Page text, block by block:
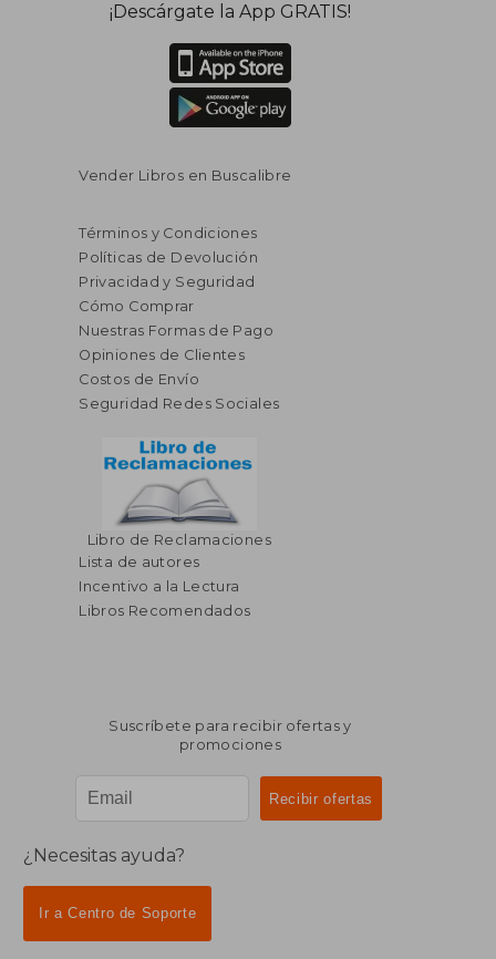
¡Descárgate la App GRATIS!
Vender Libros en Buscalibre
Términos y Condiciones
Políticas de Devolución
Privacidad y Seguridad
Cómo Comprar
Nuestras Formas de Pago
Opiniones de Clientes
Costos de Envío
Seguridad Redes Sociales
Libro de Reclamaciones
Lista de autores
Incentivo a la Lectura
Libros Recomendados
Suscríbete para recibir ofertas y
promociones
¿Necesitas ayuda?
Ir a Centro de Soporte